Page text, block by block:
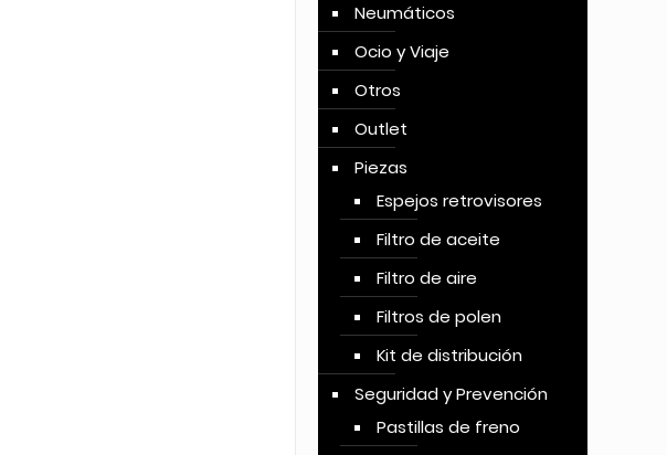
Neumáticos
Ocio y Viaje
Otros
Outlet
Piezas
Espejos retrovisores
Filtro de aceite
Filtro de aire
Filtros de polen
Kit de distribución
Seguridad y Prevención
Pastillas de freno